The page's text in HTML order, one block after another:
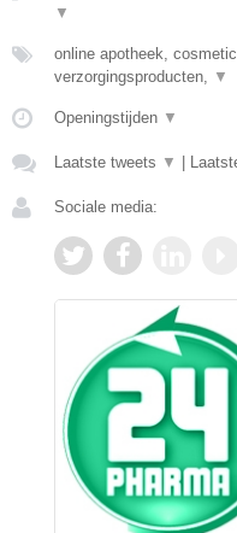
▼
online apotheek,
verzorgingsproducten, ▼
Openingstijden ▼
Laatste tweets ▼
Sociale media: